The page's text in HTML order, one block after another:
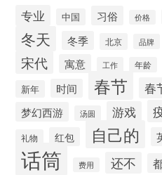
专业 中国 习俗 价格
冬天 冬季 北京 品牌
宋代 寓意 工作 年龄
新年 时间 春节 春
梦幻西游 汤圆 游戏
礼物 红包 自己的
话筒 费用 还不